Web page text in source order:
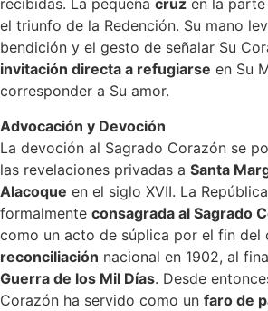
recibidas. La pequeña cruz en la
el triunfo de la Redención. Su mano
bendición y el gesto de señalar Su
invitación directa a refugiarse en Su
corresponder a Su amor.
Advocación y Devoción
La devoción al Sagrado Corazón se
las revelaciones privadas a Santa
Alacoque en el siglo XVII. La
formalmente consagrada al Sagrado
como un acto de súplica por el fin del
reconciliación nacional en 1902, al
Guerra de los Mil Días. Desde
Corazón ha servido como un faro de